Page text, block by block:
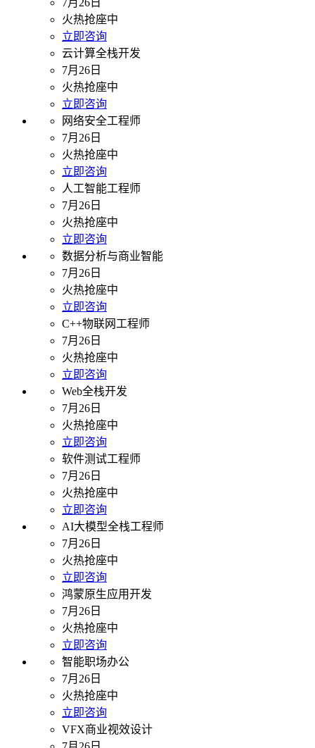
7月26日
火热抢座中
立即咨询
云计算全栈开发
7月26日
火热抢座中
立即咨询
网络安全工程师
7月26日
火热抢座中
立即咨询
人工智能工程师
7月26日
火热抢座中
立即咨询
数据分析与商业智能
7月26日
火热抢座中
立即咨询
C++物联网工程师
7月26日
火热抢座中
立即咨询
Web全栈开发
7月26日
火热抢座中
立即咨询
软件测试工程师
7月26日
火热抢座中
立即咨询
AI大模型全栈工程师
7月26日
火热抢座中
立即咨询
鸿蒙原生应用开发
7月26日
火热抢座中
立即咨询
智能职场办公
7月26日
火热抢座中
立即咨询
VFX商业视效设计